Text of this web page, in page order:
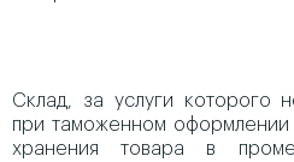
Склад, за услуги которого
при таможенном оформлении
хранения товара в